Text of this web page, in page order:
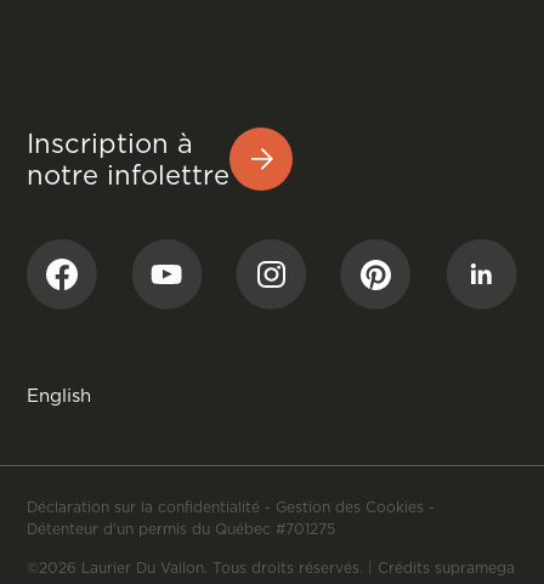
Inscription à
notre infolettre
English
Déclaration sur la confidentialité - Gestion des Cookies -
Détenteur d'un permis du Québec #701275
©2026 Laurier Du Vallon. Tous droits réservés. | Crédits supramega